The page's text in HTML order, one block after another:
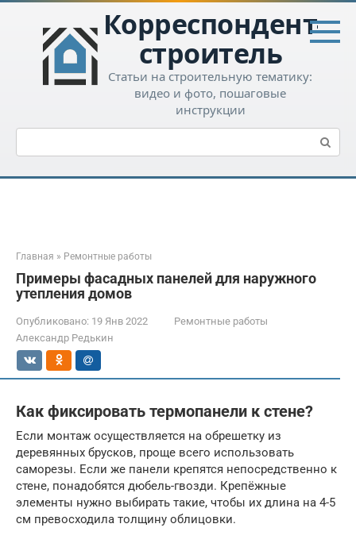
Перейти
контенту
Корреспондент-
строитель
Статьи на строительную тематику:
видео и фото, пошаговые
инструкции
Поиск:
Главная » Ремонтные работы
Примеры фасадных панелей для наружного
утепления домов
Опубликовано: 19 Янв 2022
Ремонтные работы
Александр Редькин
Как фиксировать термопанели к стене?
Если монтаж осуществляется на обрешетку из
деревянных брусков, проще всего использовать
саморезы. Если же панели крепятся непосредственно к
стене, понадобятся дюбель-гвозди. Крепёжные
элементы нужно выбирать такие, чтобы их длина на 4-5
см превосходила толщину облицовки.